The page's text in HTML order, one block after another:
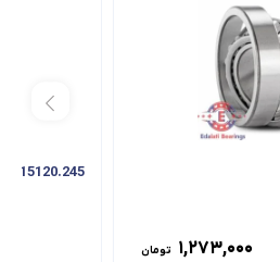
۱,۲۷۳,۰۰۰ تومان
15120.245 DKFL